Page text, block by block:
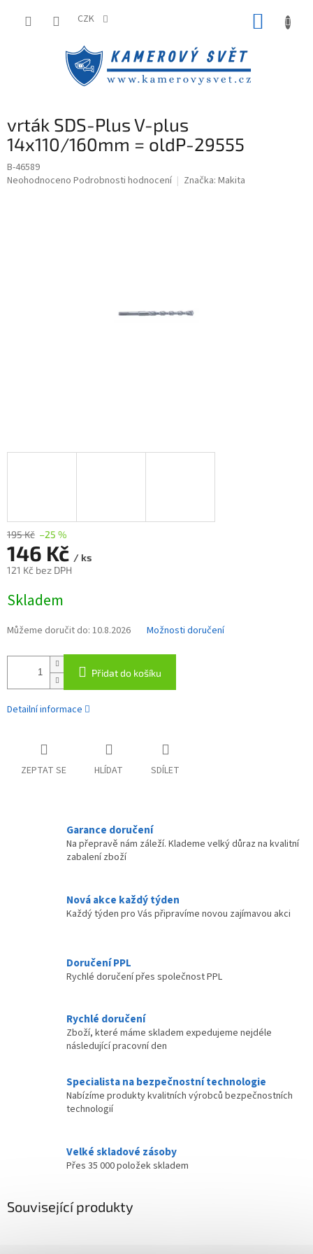
CZK
vrták SDS-Plus V-plus
14x110/160mm = oldP-29555
B-46589
Průměrné
Neohodnoceno Podrobnosti hodnocení Značka: Makita
195 Kč –25 %
146 Kč / ks
121 Kč bez DPH
cena:
Skladem
Můžeme doručit do: 10.8.2026 Možnosti doručení
Přidat do košíku
Detailní informace
ZEPTAT SE HLÍDAT SDÍLET
Garance doručení
Na přepravě nám záleží. Klademe velký důraz na kvalitní
zabalení zboží
Nová akce každý týden
Každý týden pro Vás připravíme novou zajímavou akci
Doručení PPL
Rychlé doručení přes společnost PPL
Rychlé doručení
Zboží, které máme skladem expedujeme nejdéle
následující pracovní den
Specialista na bezpečnostní technologie
Nabízíme produkty kvalitních výrobců bezpečnostních
technologií
Velké skladové zásoby
Přes 35 000 položek skladem
Související produkty